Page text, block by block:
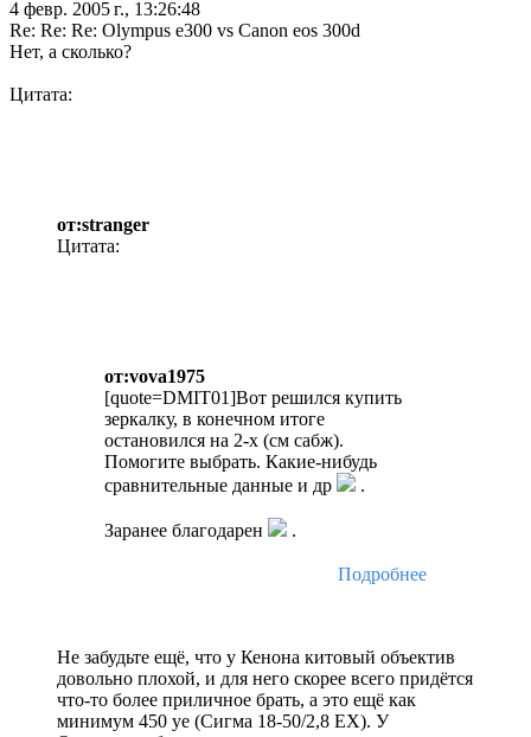
4 февр. 2005 г., 13:26:48
Re: Re: Re: Olympus e300 vs Canon eos 300d
Нет, а сколько?
Цитата:
от:stranger
Цитата:
от:vova1975
[quote=DMIT01]Вот решился купить
зеркалку, в конечном итоге
остановился на 2-х (см сабж).
Помогите выбрать. Какие-нибудь
сравнительные данные и др
.
Заранее благодарен .
Подробнее
Не забудьте ещё, что у Кенона китовый объектив
довольно плохой, и для него скорее всего придётся
что-то более приличное брать, а это ещё как
минимум 450 уе (Сигма 18-50/2,8 ЕХ). У